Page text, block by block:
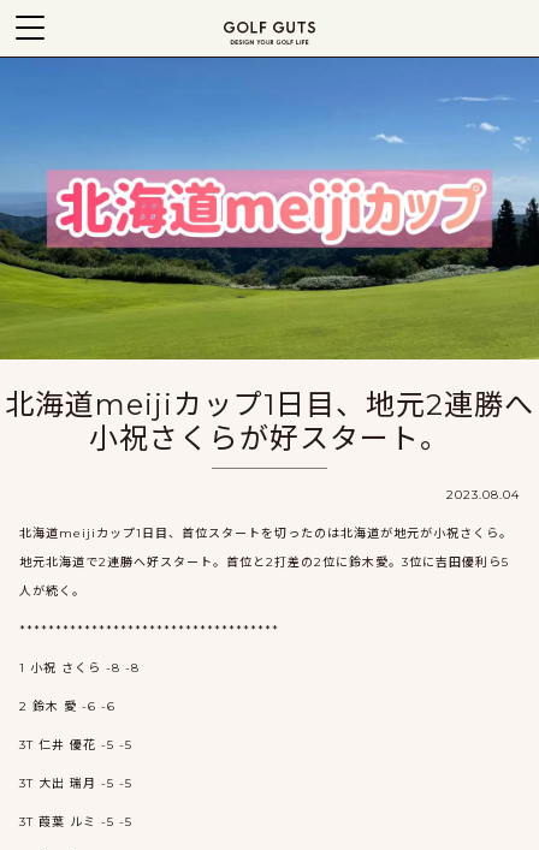
北海道meijiカップ1日目、地元2連勝へ
小祝さくらが好スタート。
2023.08.04
北海道meijiカップ1日目、首位スタートを切ったのは北海道が地元が小祝さくら。
地元北海道で2連勝へ好スタート。首位と2打差の2位に鈴木愛。3位に吉田優利ら5
人が続く。
************************************
1 小祝 さくら -8 -8
2 鈴木 愛 -6 -6
3T 仁井 優花 -5 -5
3T 大出 瑞月 -5 -5
3T 葭葉 ルミ -5 -5